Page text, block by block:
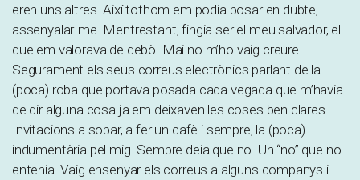
eren uns altres. Així tothom em podia posar en dubte,
assenyalar-me. Mentrestant, fingia ser el meu salvador, el
que em valorava de debò. Mai no m’ho vaig creure.
Segurament els seus correus electrònics parlant de la
(poca) roba que portava posada cada vegada que m’havia
de dir alguna cosa ja em deixaven les coses ben clares.
Invitacions a sopar, a fer un cafè i sempre, la (poca)
indumentària pel mig. Sempre deia que no. Un “no” que no
entenia. Vaig ensenyar els correus a alguns companys i